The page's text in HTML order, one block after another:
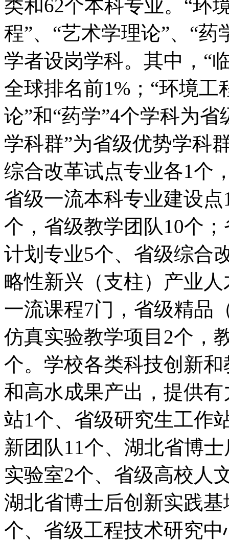
类和62个本科专业。“环
程”、“艺术学理论”、“
学者设岗学科。其中，“
全球排名前1%；“环境工
论”和“药学”4个学科为
学科群”为省级优势学科
综合改革试点专业各1个
省级一流本科专业建设
个，省级教学团队10个
计划专业5个、省级综合
略性新兴（支柱）产业
一流课程7门，省级精品
仿真实验教学项目2个，
个。学校各类科技创新
和高水成果产出，提供
站1个、省级研究生工作
新团队11个、湖北省博
实验室2个、省级高校人
湖北省博士后创新实践
个、省级工程技术研究